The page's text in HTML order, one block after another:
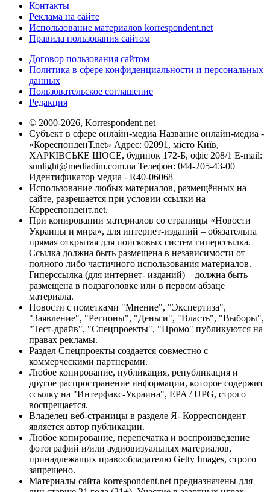
Контакты
Реклама на сайте
Использование материалов korrespondent.net
Правила пользования сайтом
Договор пользования сайтом
Политика в сфере конфиденциальности и персональных
данных
Пользовательское соглашение
Редакция
© 2000-2026, Korrespondent.net
Субъект в сфере онлайн-медиа Название онлайн-медиа -
«КореспонденТ.net» Адрес: 02091, місто Київ,
ХАРКІВСЬКЕ ШОСЕ, будинок 172-Б, офіс 208/1 E-mail:
sunlight@mediadim.com.ua Телефон: 044-205-43-00
Идентификатор медиа - R40-06068
Использование любых материалов, размещённых на
сайте, разрешается при условии ссылки на
Корреспондент.net.
При копировании материалов со страницы «Новости
Украины и мира», для интернет-изданий – обязательна
прямая открытая для поисковых систем гиперссылка.
Ссылка должна быть размещена в независимости от
полного либо частичного использования материалов.
Гиперссылка (для интернет- изданий) – должна быть
размещена в подзаголовке или в первом абзаце
материала.
Новости с пометками "Мнение", "Экспертиза",
"Заявление", "Регионы", "Деньги", "Власть", "Выборы",
"Тест-драйв", "Спецпроекты", "Промо" публикуются на
правах рекламы.
Раздел Спецпроекты создается совместно с
коммерческими партнерами.
Любое копирование, публикация, републикация и
другое распространение информации, которое содержит
ссылку на "Интерфакс-Украина", EPA / UPG, строго
воспрещается.
Владелец веб-страницы в разделе Я- Корреспондент
является автор публикации.
Любое копирование, перепечатка и воспроизведение
фотографий и/или аудиовизуальных материалов,
принадлежащих правообладателю Getty Images, строго
запрещено.
Материалы сайта korrespondent.net предназначены для